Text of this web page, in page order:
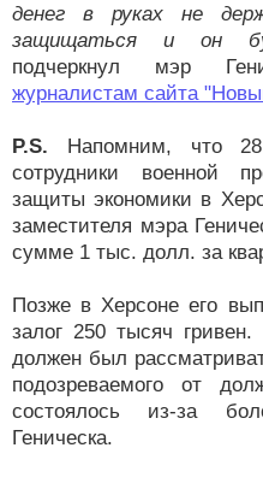
денег в руках не
защищаться и он
подчеркнул мэр
журналистам сайта
P.S. Напомним, что 28
сотрудники военной
защиты экономики в
заместителя мэра
сумме 1 тыс. долл. за
Позже в Херсоне его
залог 250 тысяч
должен был
подозреваемого от
состоялось из-за
Геническа.